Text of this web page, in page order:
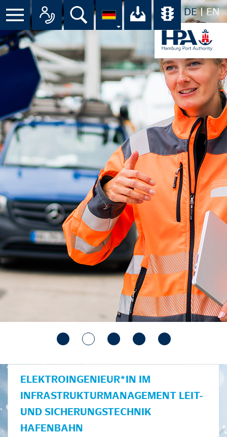
DE EN
Menü Alle Ansprechpartner im
Suche Ihr Download-
ELEKTROINGENIEUR*IN IM
INFRASTRUKTURMANAGEMENT LEIT-
UND SICHERUNGSTECHNIK
HAFENBAHN